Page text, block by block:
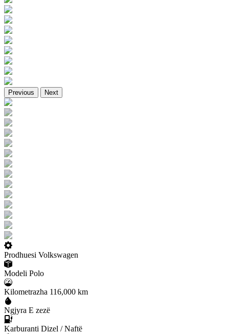
Previous Next
Prodhuesi Volkswagen
Modeli Polo
Kilometrazha 116,000 km
Ngjyra E zezë
Karburanti Dizel / Naftë